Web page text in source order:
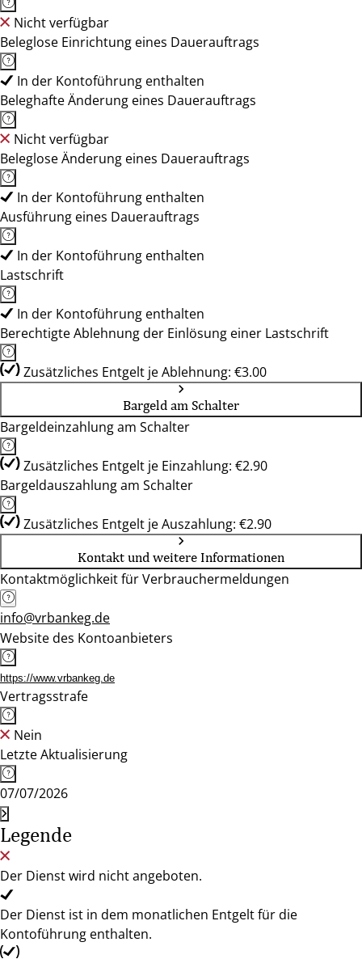
Nicht verfügbar
Beleglose Einrichtung eines Dauerauftrags
In der Kontoführung enthalten
Beleghafte Änderung eines Dauerauftrags
Nicht verfügbar
Beleglose Änderung eines Dauerauftrags
In der Kontoführung enthalten
Ausführung eines Dauerauftrags
In der Kontoführung enthalten
Lastschrift
In der Kontoführung enthalten
Berechtigte Ablehnung der Einlösung einer Lastschrift
Zusätzliches Entgelt je Ablehnung: €3.00
Bargeld am Schalter
Bargeldeinzahlung am Schalter
Zusätzliches Entgelt je Einzahlung: €2.90
Bargeldauszahlung am Schalter
Zusätzliches Entgelt je Auszahlung: €2.90
Kontakt und weitere Informationen
Kontaktmöglichkeit für Verbrauchermeldungen
info@vrbankeg.de
Website des Kontoanbieters
https://www.vrbankeg.de
Vertragsstrafe
Nein
Letzte Aktualisierung
07/07/2026
Legende
Der Dienst wird nicht angeboten.
Der Dienst ist in dem monatlichen Entgelt für die
Kontoführung enthalten.